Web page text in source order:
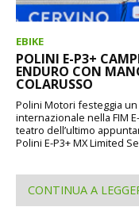
EBIKE
POLINI E-P3+
ENDURO CON
COLARUSSO
Polini Motori festeggia
internazionale nella FIM
teatro dell’ultimo
Polini E-P3+ MX Limited
CONTINUA A